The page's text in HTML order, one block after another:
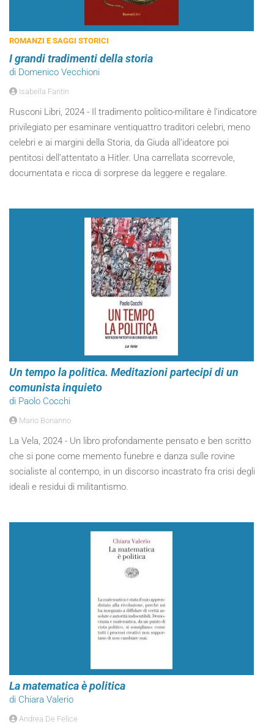
ROMANZI E SAGGI STORICI
I grandi tradimenti della storia
di Domenico Vecchioni
Isabella Fantin
Rusconi Libri, 2024 - Il tradimento politico-militare è l’indicatore
privilegiato per esaminare ventiquattro traditori celebri, meno
celebri e ai margini della Storia, da Giuda all’ideatore poi
pentitosi dell’attentato a Hitler. Una carrellata scorrevole,
documentata e ricca di sorprese da leggere e regalare.
Un tempo la politica. Meditazioni partecipi di un
comunista inquieto
di Paolo Cocchi
Mario Bonanno
La Vela, 2024 - Un libro profondamente pensato e ben scritto
che si pone come memento funebre e danza sulle rovine
socialiste al contempo, in un discorso incastrato fra crisi degli
ideali e residui di militantismo.
La matematica è politica
di Chiara Valerio
Andrea De Felice